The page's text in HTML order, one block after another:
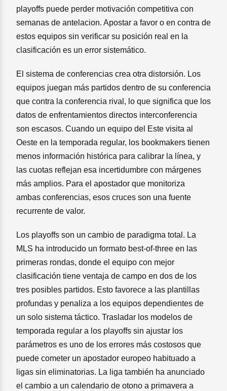
playoffs puede perder motivación competitiva con
semanas de antelacion. Apostar a favor o en contra de
estos equipos sin verificar su posición real en la
clasificación es un error sistemático.
El sistema de conferencias crea otra distorsión. Los
equipos juegan más partidos dentro de su conferencia
que contra la conferencia rival, lo que significa que los
datos de enfrentamientos directos interconferencia
son escasos. Cuando un equipo del Este visita al
Oeste en la temporada regular, los bookmakers tienen
menos información histórica para calibrar la línea, y
las cuotas reflejan esa incertidumbre con márgenes
más amplios. Para el apostador que monitoriza
ambas conferencias, esos cruces son una fuente
recurrente de valor.
Los playoffs son un cambio de paradigma total. La
MLS ha introducido un formato best-of-three en las
primeras rondas, donde el equipo con mejor
clasificación tiene ventaja de campo en dos de los
tres posibles partidos. Esto favorece a las plantillas
profundas y penaliza a los equipos dependientes de
un solo sistema táctico. Trasladar los modelos de
temporada regular a los playoffs sin ajustar los
parámetros es uno de los errores más costosos que
puede cometer un apostador europeo habituado a
ligas sin eliminatorias. La liga también ha anunciado
el cambio a un calendario de otono a primavera a